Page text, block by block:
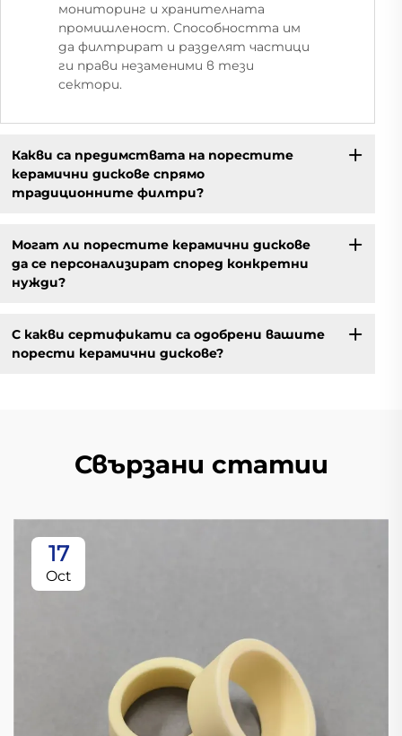
мониторинг и хранителната
промишленост. Способността им
да филтрират и разделят частици
ги прави незаменими в тези
сектори.
Какви са предимствата на порестите
керамични дискове спрямо
традиционните филтри?
Могат ли порестите керамични дискове
да се персонализират според конкретни
нужди?
С какви сертификати са одобрени вашите
порести керамични дискове?
Свързани статии
17
Oct